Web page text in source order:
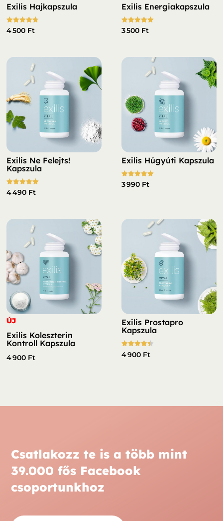
Exilis Hajkapszula
Értékelés:
4.78
4 500 Ft
Exilis Energiakapszula
Értékelés:
5.00
3 500 Ft
Exilis Ne Felejts!
Kapszula
Értékelés:
5.00
4 490 Ft
Exilis Húgyúti Kapszula
Értékelés:
5.00
3 990 Ft
ÚJ
Exilis Koleszterin
Kontroll Kapszula
4 900 Ft
Exilis Prostapro
Kapszula
Értékelés:
4.50
4 900 Ft
Csatlakozz te is a több mint
39.000 fős Facebook
csoportunkhoz